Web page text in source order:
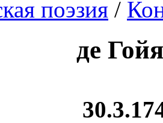
поэзия /
де